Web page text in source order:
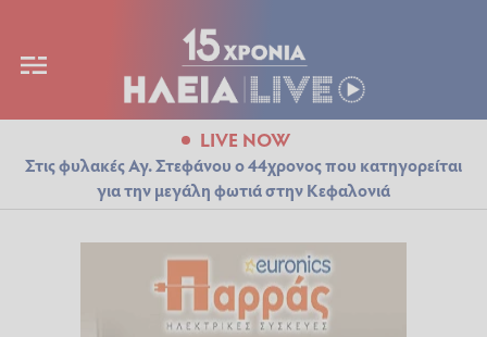
LIVE NOW
Στις φυλακές Αγ. Στεφάνου ο 44χρονος που κατηγορείται
για την μεγάλη φωτιά στην Κεφαλονιά